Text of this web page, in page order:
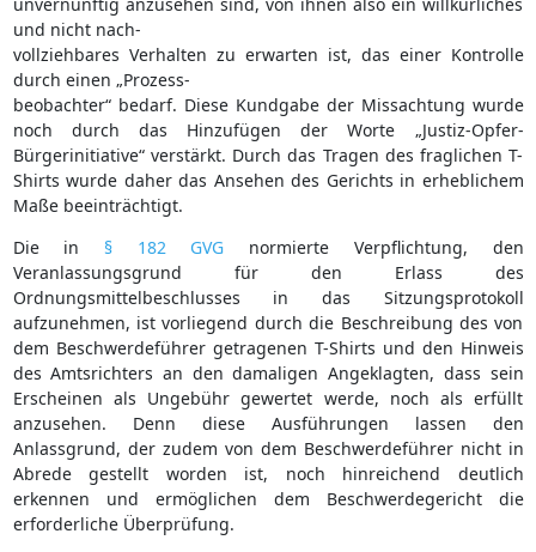
und nicht nach-
vollziehbares Verhalten zu erwarten ist, das einer Kontrolle
durch einen „Prozess-
beobachter“ bedarf. Diese Kundgabe der Missachtung wurde
noch durch das Hinzufügen der Worte „Justiz-Opfer-
Bürgerinitiative“ verstärkt. Durch das Tragen des fraglichen T-
Shirts wurde daher das Ansehen des Gerichts in erheblichem
Maße beeinträchtigt.
Die in § 182 GVG normierte Verpflichtung, den
Veranlassungsgrund für den Erlass des
Ordnungsmittelbeschlusses in das Sitzungsprotokoll
aufzunehmen, ist vorliegend durch die Beschreibung des von
dem Beschwerdeführer getragenen T-Shirts und den Hinweis
des Amtsrichters an den damaligen Angeklagten, dass sein
Erscheinen als Ungebühr gewertet werde, noch als erfüllt
anzusehen. Denn diese Ausführungen lassen den
Anlassgrund, der zudem von dem Beschwerdeführer nicht in
Abrede gestellt worden ist, noch hinreichend deutlich
erkennen und ermöglichen dem Beschwerdegericht die
erforderliche Überprüfung.